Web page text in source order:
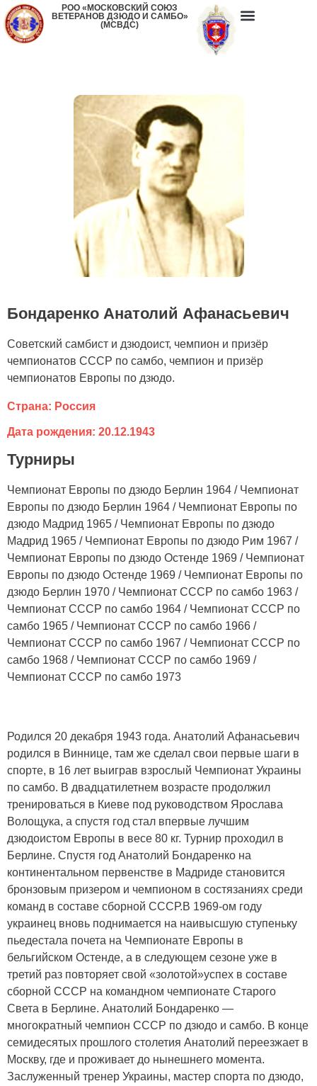
РОО «МОСКОВСКИЙ СОЮЗ
ВЕТЕРАНОВ ДЗЮДО И САМБО»
(МСВДС)
Бондаренко Анатолий Афанасьевич
Советский самбист и дзюдоист, чемпион и призёр
чемпионатов СССР по самбо, чемпион и призёр
чемпионатов Европы по дзюдо.
Страна: Россия
Дата рождения: 20.12.1943
Турниры
Чемпионат Европы по дзюдо Берлин 1964 / Чемпионат
Европы по дзюдо Берлин 1964 / Чемпионат Европы по
дзюдо Мадрид 1965 / Чемпионат Европы по дзюдо
Мадрид 1965 / Чемпионат Европы по дзюдо Рим 1967 /
Чемпионат Европы по дзюдо Остенде 1969 / Чемпионат
Европы по дзюдо Остенде 1969 / Чемпионат Европы по
дзюдо Берлин 1970 / Чемпионат СССР по самбо 1963 /
Чемпионат СССР по самбо 1964 / Чемпионат СССР по
самбо 1965 / Чемпионат СССР по самбо 1966 /
Чемпионат СССР по самбо 1967 / Чемпионат СССР по
самбо 1968 / Чемпионат СССР по самбо 1969 /
Чемпионат СССР по самбо 1973
Родился 20 декабря 1943 года. Анатолий Афанасьевич
родился в Виннице, там же сделал свои первые шаги в
спорте, в 16 лет выиграв взрослый Чемпионат Украины
по самбо. В двадцатилетнем возрасте продолжил
тренироваться в Киеве под руководством Ярослава
Волощука, а спустя год стал впервые лучшим
дзюдоистом Европы в весе 80 кг. Турнир проходил в
Берлине. Спустя год Анатолий Бондаренко на
континентальном первенстве в Мадриде становится
бронзовым призером и чемпионом в состязаниях среди
команд в составе сборной СССР.В 1969-ом году
украинец вновь поднимается на наивысшую ступеньку
пьедестала почета на Чемпионате Европы в
бельгийском Остенде, а в следующем сезоне уже в
третий раз повторяет свой «золотой»успех в составе
сборной СССР на командном чемпионате Старого
Света в Берлине. Анатолий Бондаренко —
многократный чемпион СССР по дзюдо и самбо. В конце
семидесятых прошлого столетия Анатолий переезжает в
Москву, где и проживает до нынешнего момента.
Заслуженный тренер Украины, мастер спорта по дзюдо,